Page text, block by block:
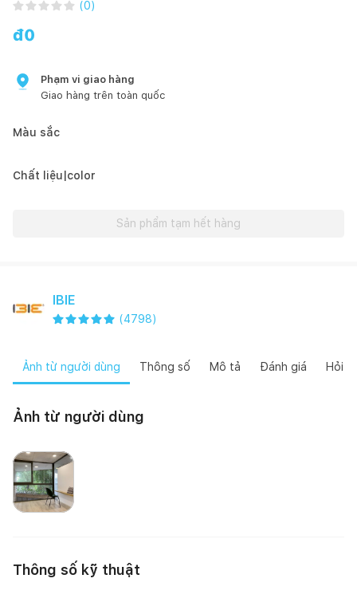
(0)
đ0
Phạm vi giao hàng
Giao hàng trên toàn quốc
Màu sắc
Chất liệu|color
Sản phẩm tạm hết hàng
IBIE
(4798)
Ảnh từ người dùng Thông số Mô tả Đánh giá Hỏi
Ảnh từ người dùng
Hiên Nguyễn
Thông số kỹ thuật